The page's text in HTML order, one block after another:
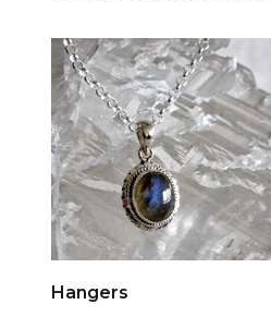
Hangers